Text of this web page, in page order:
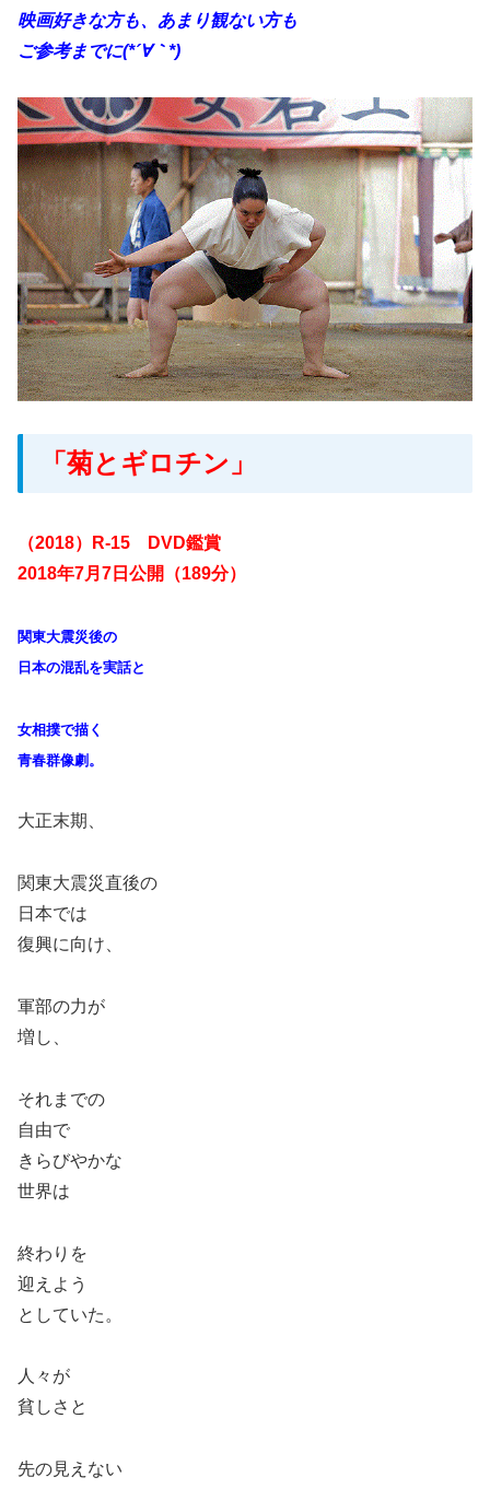
映画好きな方も、あまり観ない方も
ご参考までに(*´∀｀*)
「菊とギロチン」
（2018）R-15 DVD鑑賞
2018年7月7日公開（189分）
関東大震災後の
日本の混乱を実話と
女相撲で描く
青春群像劇。
大正末期、
関東大震災直後の
日本では
復興に向け、
軍部の力が
増し、
それまでの
自由で
きらびやかな
世界は
終わりを
迎えよう
としていた。
人々が
貧しさと
先の見えない